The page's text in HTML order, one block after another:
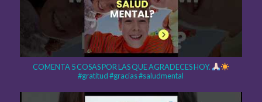
COMENTA 5 COSAS POR LAS QUE AGRADECES HOY.
#gratitud #gracias #saludmental